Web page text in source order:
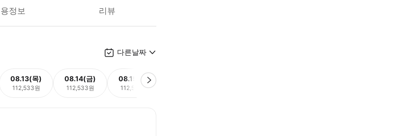
정보 리뷰
다른날짜
08.13(목)
112,533원
08.14(금)
112,533원
08.15(토)
112,533원